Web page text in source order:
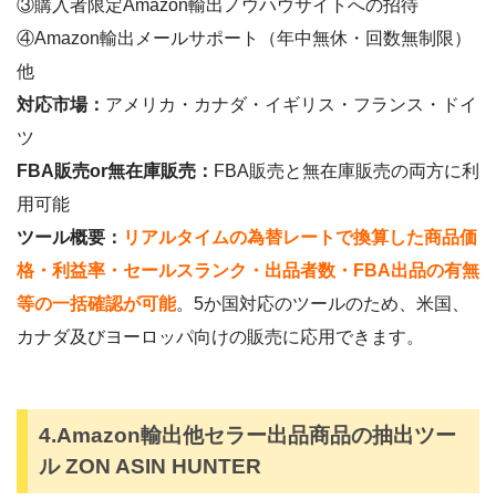
③購入者限定Amazon輸出ノウハウサイトへの招待
④Amazon輸出メールサポート（年中無休・回数無制限）
他
対応市場： アメリカ・カナダ・イギリス・フランス・ドイ
ツ
FBA販売or無在庫販売： FBA販売と無在庫販売の両方に利
用可能
ツール概要： リ アルタイムの為替レートで換算した商品価
格・利益率・セールスランク・出品者数・FBA出品の有無
等の一括確認が可能。5か国対応のツールのため、米国、
カナダ及びヨーロッパ向けの販売に応用できます。
4.Amazon輸出他セラー出品商品の抽出ツー
ル ZON ASIN HUNTER